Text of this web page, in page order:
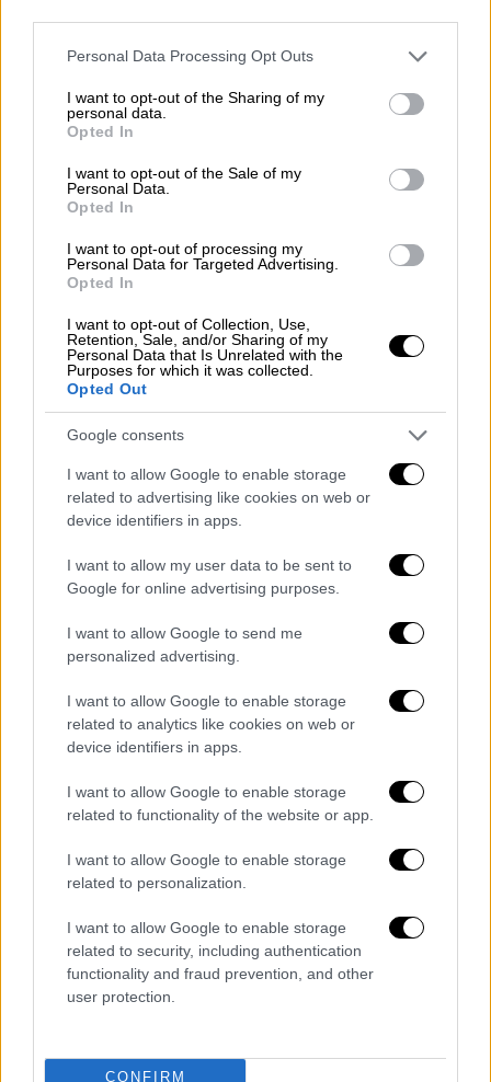
Please note that this website/app uses one or more Google
not limited to your visit or usage behaviour. You may click to
grant or deny consent to Google and its third-party tags to
use your data for below specified purposes in below Google
consent section.
Personal Data Processing Opt Outs
I want to opt-out of the Sharing of my
personal data.
Opted In
I want to opt-out of the Sale of my
Personal Data.
Opted In
I want to opt-out of processing my
Personal Data for Targeted Advertising.
Opted In
I want to opt-out of Collection, Use,
Retention, Sale, and/or Sharing of my
Personal Data that Is Unrelated with the
Purposes for which it was collected.
Opted Out
Google consents
I want to allow Google to enable storage
related to advertising like cookies on web or
device identifiers in apps.
I want to allow my user data to be sent to
Google for online advertising purposes.
I want to allow Google to send me
personalized advertising.
I want to allow Google to enable storage
related to analytics like cookies on web or
device identifiers in apps.
I want to allow Google to enable storage
related to functionality of the website or app.
I want to allow Google to enable storage
related to personalization.
I want to allow Google to enable storage
related to security, including authentication
functionality and fraud prevention, and other
user protection.
CONFIRM
«Ήταν ένας ηγέτης που έβλεπε πέρα από τον
από τους πιο πληροφορημένους ανθρώπους
στον κόσμο»
αποκάλυψε, παρά την ισχυρή δημόσια εικόνα
του, στο εσωτερικό του κόμματος άκουγε
του και έφερνε τα μεγάλα ζητήματα προς
συζήτηση στα κομματικά όργανα.
Μάλιστα, θυμήθηκε το τηλεφώνημα που
δέχθηκε από τον ίδιο τον Παπανδρέου όταν
επρόκειτο να ληφθεί απόφαση για τη
«σκληρή δραχμή», ζητώντας τη γνώμη του για
το πώς θα αντιδρούσε η νεολαία. «Πριν
πάρει μια απόφαση τη μετρούσε πολιτικά,
κοινωνικά και κομματικά», ανέφερε.
Ανδρέας Παπανδρέου, Πηγή: Αργύρης Μακρής/Intime
Η τελευταία συνάντηση και οι
τελευταίες ώρες
Ιδιαίτερη συγκίνηση προκάλεσε η αναφορά
του Κώστα Σκανδαλίδη στις τελευταίες